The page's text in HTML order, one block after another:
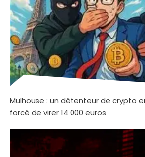
Mulhouse : un détenteur de crypto
forcé de virer 14 000 euros